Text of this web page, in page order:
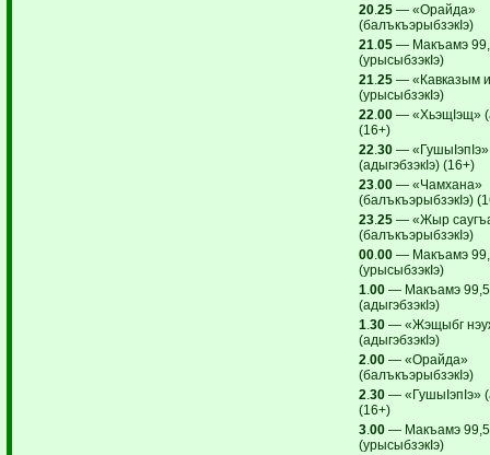
20. 25— «Орайда»
(балъкъэрыбзэкIэ)
21 05— Макъамэ
(урысыбзэкIэ)
21 25— «Кавказым
(урысыбзэкIэ)
22 00— «ХьэщIэщ»
(16+)
22 30— «ГушыIэпIэ»
(адыгэбзэкIэ) (16+)
23. 00— «Чамхана»
(балъкъэрыбзэкIэ)
23. 25— «Жыр
(балъкъэрыбзэкIэ)
00. 00— Макъамэ
(урысыбзэкIэ)
1 00— Макъамэ
(адыгэбзэкIэ)
1 30— «Жэщыбг
(адыгэбзэкIэ)
2 00— «Орайда»
(балъкъэрыбзэкIэ)
2 30— «ГушыIэпIэ»
(16+)
3. 00— Макъамэ
(урысыбзэкIэ)